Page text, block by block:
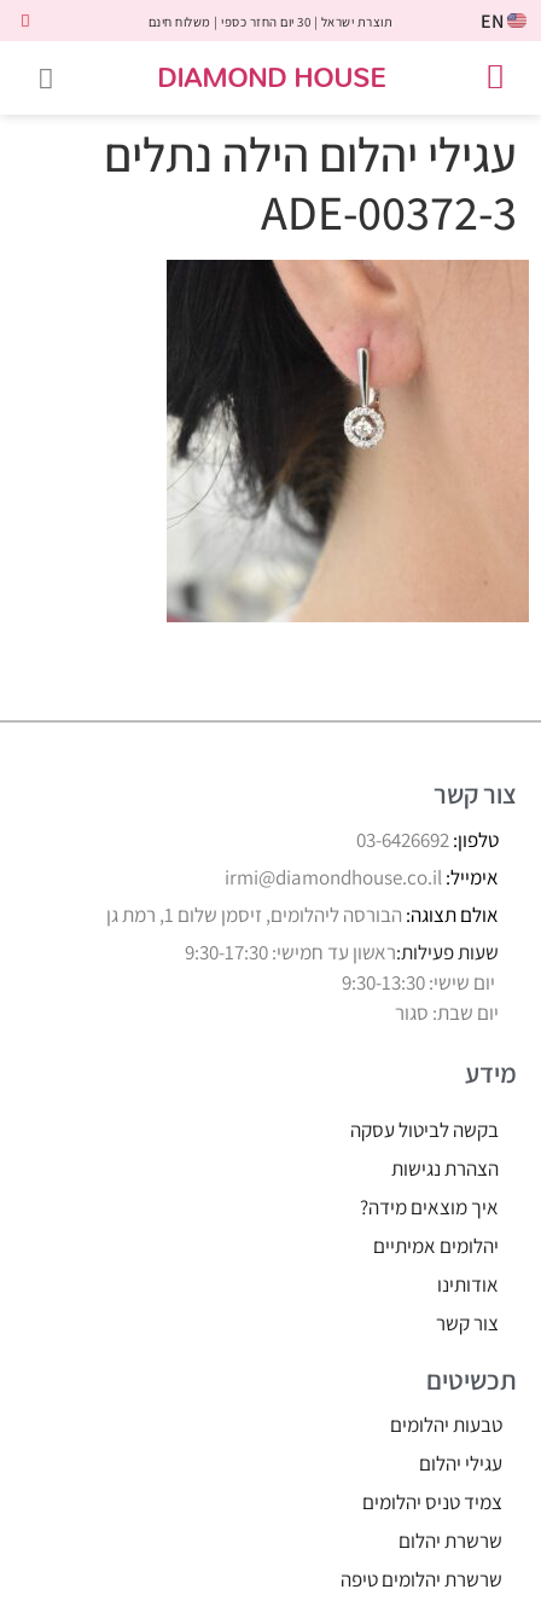
EN תוצרת ישראל | 30 יום החזר כספי | משלוח חינם
DIAMOND HOUSE
עגילי יהלום הילה נתלים
ADE-00372-3
צור קשר
טלפון:03-6426692
אימייל:irmi@diamondhouse.co.il
אולם תצוגה: הבורסה ליהלומים, זיסמן שלום 1, רמת גן
שעות פעילות:ראשון עד חמישי: 9:30-17:30
יום שישי: 9:30-13:30
יום שבת: סגור
מידע
בקשה לביטול עסקה
הצהרת נגישות
איך מוצאים מידה?
יהלומים אמיתיים
אודותינו
צור קשר
תכשיטים
טבעות יהלומים
עגילי יהלום
צמיד טניס יהלומים
שרשרת יהלום
שרשרת יהלומים טיפה